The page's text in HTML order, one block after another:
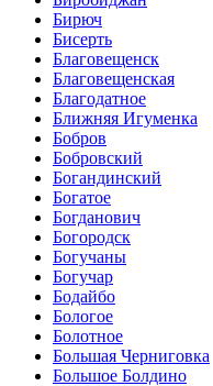
Бирюч
Бисерть
Благовещенск
Благовещенская
Благодатное
Ближняя Игуменка
Бобров
Бобровский
Богандинский
Богатое
Богданович
Богородск
Богучаны
Богучар
Бодайбо
Бологое
Болотное
Большая Черниговка
Большое Болдино